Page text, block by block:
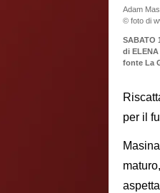
Adam
© foto di
SABATO
di ELENA
fonte La
per il